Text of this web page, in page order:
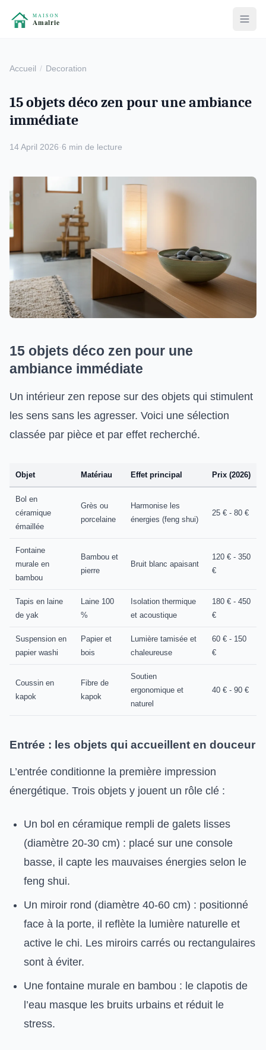
Accueil Decoration
15 objets déco zen pour une ambiance
immédiate
14 April 2026·6 min de lecture
15 objets déco zen pour une
ambiance immédiate
Un intérieur zen repose sur des objets qui stimulent
les sens sans les agresser. Voici une sélection
classée par pièce et par effet recherché.
Objet Matériau Effet principal Prix (2026)
Bol en
céramique
émaillée
Grès ou
porcelaine
Harmonise les
énergies (feng shui)
25 € - 80 €
Fontaine
murale en
bambou
Bambou et
pierre
Bruit blanc apaisant
120 € - 350
€
Tapis en laine
de yak
Laine 100
%
Isolation thermique
et acoustique
180 € - 450
€
Suspension en
papier washi
Papier et
bois
Lumière tamisée et
chaleureuse
60 € - 150
€
Coussin en
kapok
Fibre de
kapok
Soutien
ergonomique et
naturel
40 € - 90 €
Entrée : les objets qui accueillent en douceur
L’entrée conditionne la première impression
énergétique. Trois objets y jouent un rôle clé :
Un bol en céramique rempli de galets lisses
(diamètre 20-30 cm) : placé sur une console
basse, il capte les mauvaises énergies selon le
feng shui.
Un miroir rond (diamètre 40-60 cm) : positionné
face à la porte, il reflète la lumière naturelle et
active le chi. Les miroirs carrés ou rectangulaires
sont à éviter.
Une fontaine murale en bambou : le clapotis de
l’eau masque les bruits urbains et réduit le
stress.